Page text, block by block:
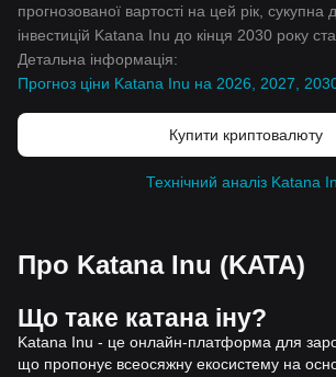
прогнозованої вартості на цей рік, сукупна
інвестицій Katana Inu до кінця 2030 року
Детальна інформація:
Прогноз ціни Katana Inu на 2026, 2027,
Купити криптовалюту
Технічний аналіз Katana
Про Katana Inu (KATA)
Що таке катана іну?
Katana Inu - це онлайн-платформа для
що пропонує всеосяжну екосистему на